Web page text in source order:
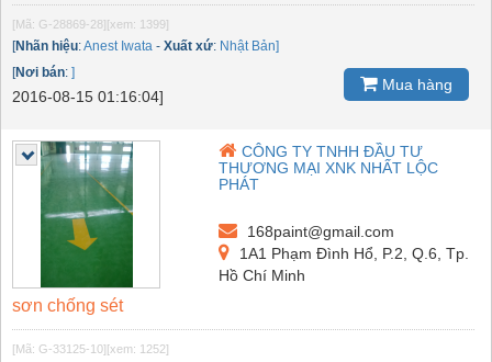
[Mã: G-28869-28] [xem: 1399]
[Nhãn hiệu:Anest Iwata - Xuất xứ: Nhật Bản]
[Nơi bán: ]
2016-08-15 01:16:04]
Mua hàng
CÔNG TY TNHH ĐẦU TƯ
THƯƠNG MẠI XNK NHẤT LỘC
PHÁT
168paint@gmail.com
1A1 Phạm Đình Hổ, P.2, Q.6, Tp.
Hồ Chí Minh
sơn chống sét
[Mã: G-33125-10] [xem: 1252]